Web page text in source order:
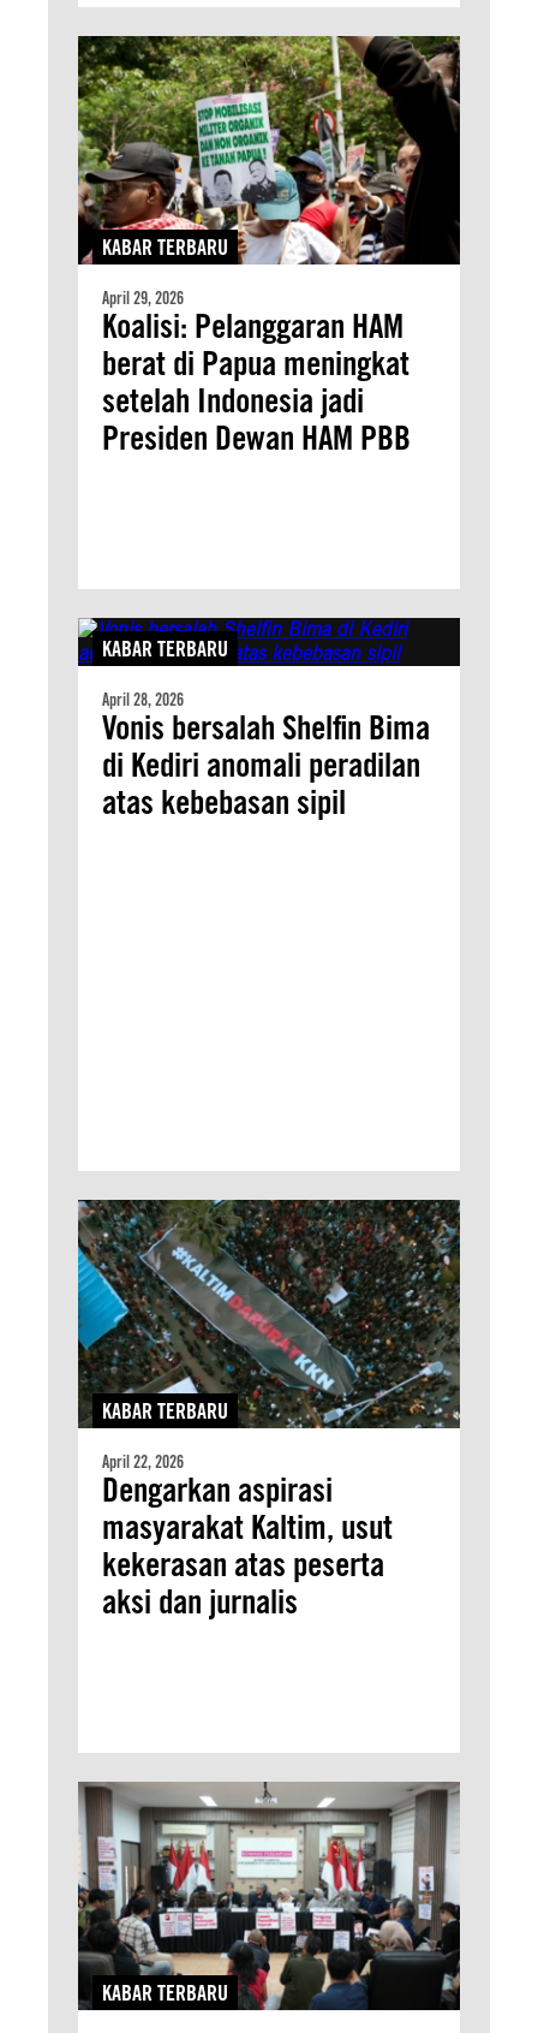
KABAR TERBARU
April 29, 2026
Koalisi: Pelanggaran HAM
berat di Papua meningkat
setelah Indonesia jadi
Presiden Dewan HAM PBB
KABAR TERBARU
April 28, 2026
Vonis bersalah Shelfin Bima
di Kediri anomali peradilan
atas kebebasan sipil
KABAR TERBARU
April 22, 2026
Dengarkan aspirasi
masyarakat Kaltim, usut
kekerasan atas peserta
aksi dan jurnalis
KABAR TERBARU